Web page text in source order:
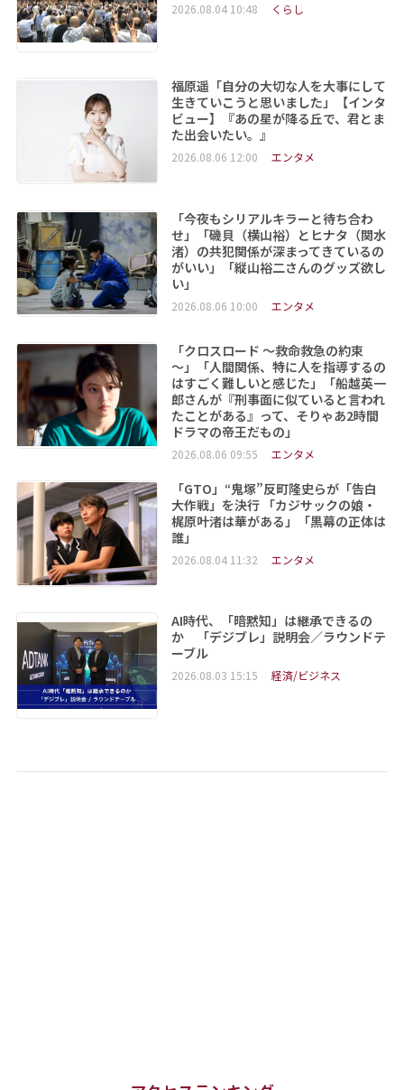
2026.08.04 10:48 くらし
福原遥「自分の大切な人を大事にして
生きていこうと思いました」【インタ
ビュー】『あの星が降る丘で、君とま
た出会いたい。』
2026.08.06 12:00 エンタメ
「今夜もシリアルキラーと待ち合わ
せ」「磯貝（横山裕）とヒナタ（関水
渚）の共犯関係が深まってきているの
がいい」「縦山裕二さんのグッズ欲し
い」
2026.08.06 10:00 エンタメ
「クロスロード ～救命救急の約束
～」「人間関係、特に人を指導するの
はすごく難しいと感じた」「船越英一
郎さんが『刑事面に似ていると言われ
たことがある』って、そりゃあ2時間
ドラマの帝王だもの」
2026.08.06 09:55 エンタメ
「GTO」“鬼塚”反町隆史らが「告白
大作戦」を決行 「カジサックの娘・
梶原叶渚は華がある」「黒幕の正体は
誰」
2026.08.04 11:32 エンタメ
AI時代、「暗黙知」は継承できるの
か 「デジブレ」説明会／ラウンドテ
ーブル
2026.08.03 15:15 経済/ビジネス